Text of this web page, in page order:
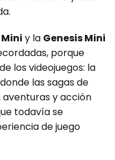
Mini y la Genesis Mini
porque
los videojuegos: la
las sagas de
y acción
todavía se
de juego